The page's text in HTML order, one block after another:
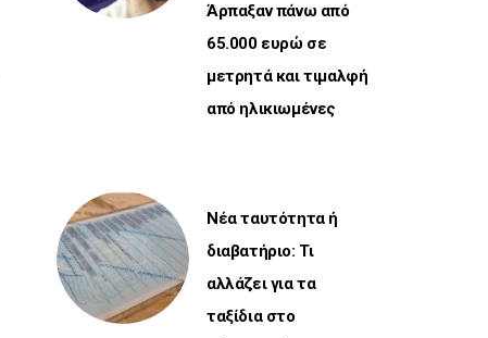
Άρπαξαν πάνω από
65.000 ευρώ σε
μετρητά και τιμαλφή
από ηλικιωμένες
Νέα ταυτότητα ή
διαβατήριο: Τι
αλλάζει για τα
ταξίδια στο